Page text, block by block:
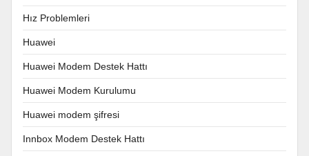
Hız Problemleri
Huawei
Huawei Modem Destek Hattı
Huawei Modem Kurulumu
Huawei modem şifresi
Innbox Modem Destek Hattı